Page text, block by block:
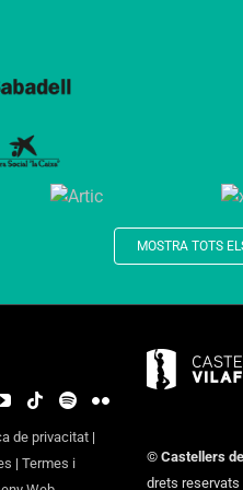
MOSTRA TOTS
de privacitat |
| Termes i
© Castellers
drets reservats